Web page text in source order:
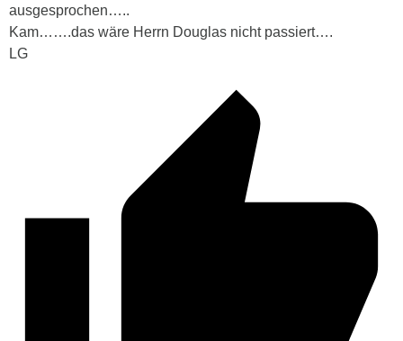
ausgesprochen…..
Kam…….das wäre Herrn Douglas nicht passiert….
LG